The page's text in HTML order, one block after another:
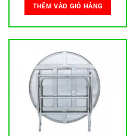
₫.
là:
900,000 ₫.
THÊM VÀO GIỎ HÀNG